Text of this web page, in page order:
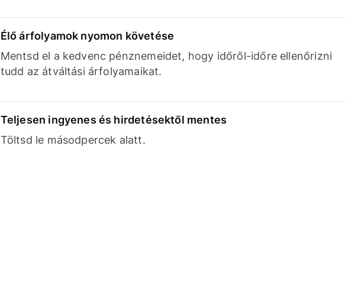
Élő árfolyamok nyomon követése
Mentsd el a kedvenc pénznemeidet, hogy időről-időre ellenőrizni
tudd az átváltási árfolyamaikat.
Teljesen ingyenes és hirdetésektől mentes
Töltsd le másodpercek alatt.